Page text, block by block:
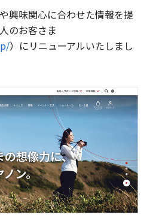
興味関心に合わせた情報を提
のお客さま
）にリニューアルいたしまし